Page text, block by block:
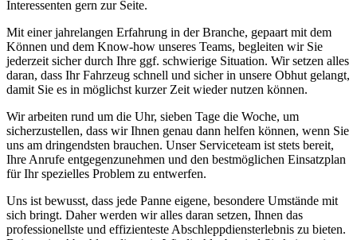
Interessenten gern zur Seite.
Mit einer jahrelangen Erfahrung in der Branche, gepaart mit dem
Können und dem Know-how unseres Teams, begleiten wir Sie
jederzeit sicher durch Ihre ggf. schwierige Situation. Wir setzen alles
daran, dass Ihr Fahrzeug schnell und sicher in unsere Obhut gelangt,
damit Sie es in möglichst kurzer Zeit wieder nutzen können.
Wir arbeiten rund um die Uhr, sieben Tage die Woche, um
sicherzustellen, dass wir Ihnen genau dann helfen können, wenn Sie
uns am dringendsten brauchen. Unser Serviceteam ist stets bereit,
Ihre Anrufe entgegenzunehmen und den bestmöglichen Einsatzplan
für Ihr spezielles Problem zu entwerfen.
Uns ist bewusst, dass jede Panne eigene, besondere Umstände mit
sich bringt. Daher werden wir alles daran setzen, Ihnen das
professionellste und effizienteste Abschleppdiensterlebnis zu bieten.